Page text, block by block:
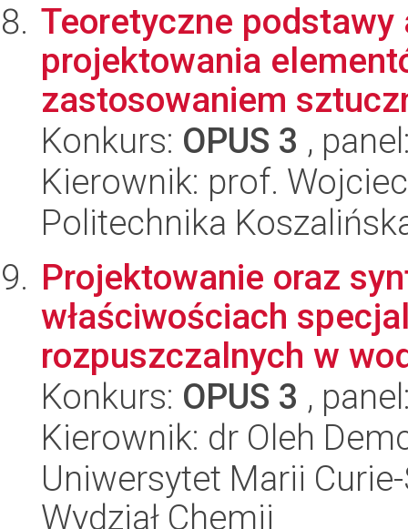
Teoretyczne
projektowania
zastosowaniem
Konkurs: OPUS 3 ,
Kierownik: prof.
Politechnika
Projektowanie oraz
właściwościach
rozpuszczalnych w
Konkurs: OPUS 3 ,
Kierownik: dr Oleh
Uniwersytet Marii
Wydział Chemii